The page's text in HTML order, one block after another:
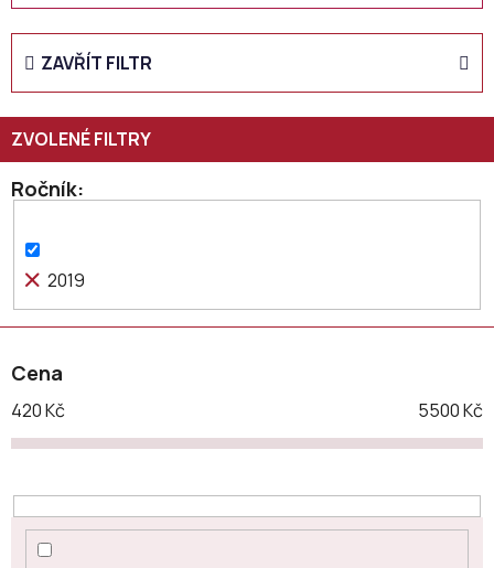
z
n
í
p
r
o
u
t
ů
ZAVŘÍT FILTR
Ročník
2019
Cena
420Kč 5500Kč